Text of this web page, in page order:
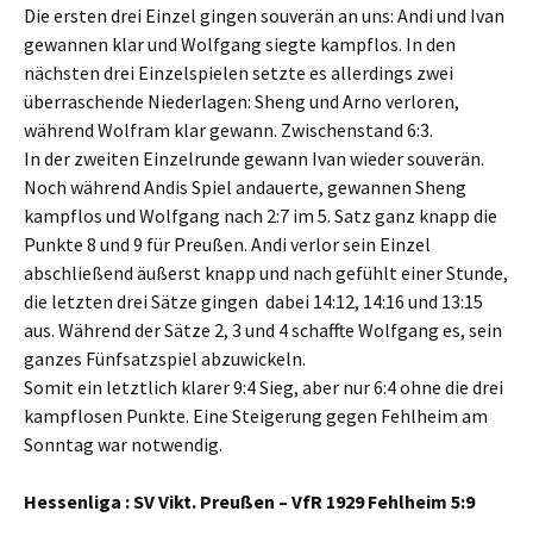
Die ersten drei Einzel gingen souverän an uns: Andi und Ivan
gewannen klar und Wolfgang siegte kampflos. In den
nächsten drei Einzelspielen setzte es allerdings zwei
überraschende Niederlagen: Sheng und Arno verloren,
während Wolfram klar gewann. Zwischenstand 6:3.
In der zweiten Einzelrunde gewann Ivan wieder souverän.
Noch während Andis Spiel andauerte, gewannen Sheng
kampflos und Wolfgang nach 2:7 im 5. Satz ganz knapp die
Punkte 8 und 9 für Preußen. Andi verlor sein Einzel
abschließend äußerst knapp und nach gefühlt einer Stunde,
die letzten drei Sätze gingen dabei 14:12, 14:16 und 13:15
aus. Während der Sätze 2, 3 und 4 schaffte Wolfgang es, sein
ganzes Fünfsatzspiel abzuwickeln.
Somit ein letztlich klarer 9:4 Sieg, aber nur 6:4 ohne die drei
kampflosen Punkte. Eine Steigerung gegen Fehlheim am
Sonntag war notwendig.
Hessenliga : SV Vikt. Preußen – VfR 1929 Fehlheim 5:9